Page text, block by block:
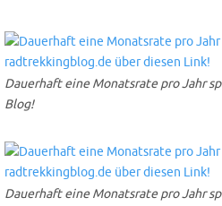
Dauerhaft eine Monatsrate pro Jahr
Blog!
Dauerhaft eine Monatsrate pro Jahr